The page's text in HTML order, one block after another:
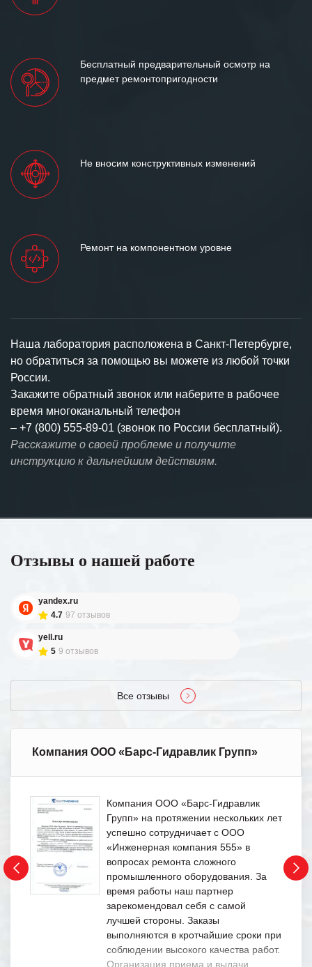
Бесплатный предварительный осмотр на
предмет ремонтопригодности
Не вносим конструктивных изменений
Ремонт на компонентном уровне
Наша лаборатория расположена в Санкт-Петербурге,
но обратиться за помощью вы можете из любой точки
России.
Закажите обратный звонок или наберите в рабочее
время многоканальный телефон
– +7 (800) 555-89-01 (звонок по России бесплатный).
Расскажите о своей проблеме и получите
инструкцию к дальнейшим действиям.
Отзывы о нашей работе
yandex.ru
4.7 97 отзывов
yell.ru
5 9 отзывов
Все отзывы
Компания ООО «Барс-Гидравлик Групп»
Компания ООО «Барс-Гидравлик
Групп» на протяжении нескольких лет
успешно сотрудничает с ООО
«Инженерная компания 555» в
вопросах ремонта сложного
промышленного оборудования. За
время работы наш партнер
зарекомендовал себя с самой
лучшей стороны. Заказы
выполняются в кротчайшие сроки при
соблюдении высокого качества работ.
Организация приема и выдачи